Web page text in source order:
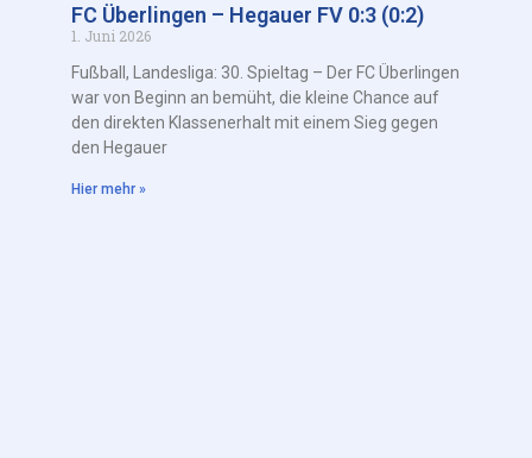
FC Überlingen – Hegauer FV 0:3 (0:2)
1. Juni 2026
Fußball, Landesliga: 30. Spieltag – Der FC Überlingen
war von Beginn an bemüht, die kleine Chance auf
den direkten Klassenerhalt mit einem Sieg gegen
den Hegauer
Hier mehr »